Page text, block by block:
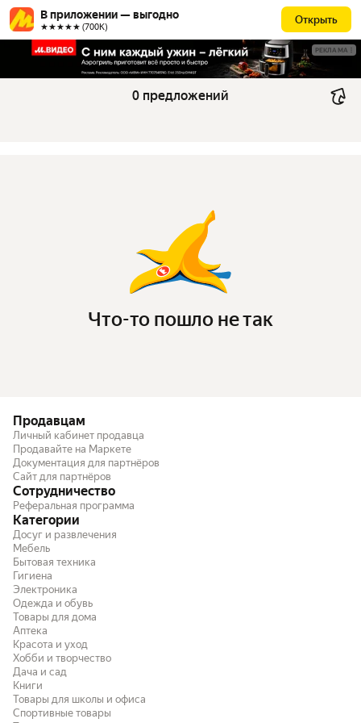
В приложении — выгодно
★★★★★ (700К)
Открыть
РЕКЛАМА
0 предложений
Что-то пошло не так
Продавцам
Личный кабинет продавца
Продавайте на Маркете
Документация для партнёров
Сайт для партнёров
Сотрудничество
Реферальная программа
Категории
Досуг и развлечения
Мебель
Бытовая техника
Гигиена
Электроника
Одежда и обувь
Товары для дома
Аптека
Красота и уход
Хобби и творчество
Дача и сад
Книги
Товары для школы и офиса
Спортивные товары